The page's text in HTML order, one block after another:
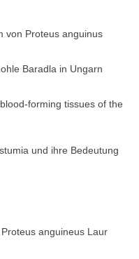
von Proteus anguinus
Baradla in Ungarn
forming tissues of the
und ihre Bedeutung
anguineus Laur